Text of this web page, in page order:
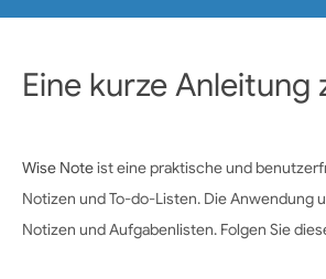
Eine kurze
Wise Noteist eine praktische und
Notizen und To-do-Listen. Die Anwendung
Notizen und Aufgabenlisten. Folgen Sie